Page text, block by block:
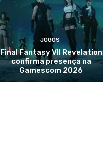
JOGOS
Final Fantasy VII Revelation
confirma presença na
Gamescom 2026